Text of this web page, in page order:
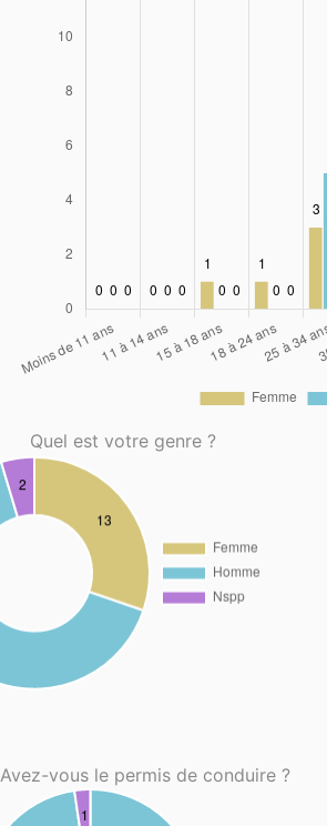
Quel est votre genre ?
Avez-vous le permis de conduire ?